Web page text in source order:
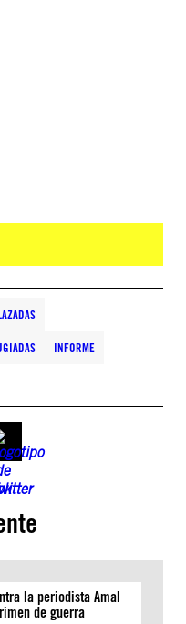
INFORME
la periodista Amal
de guerra